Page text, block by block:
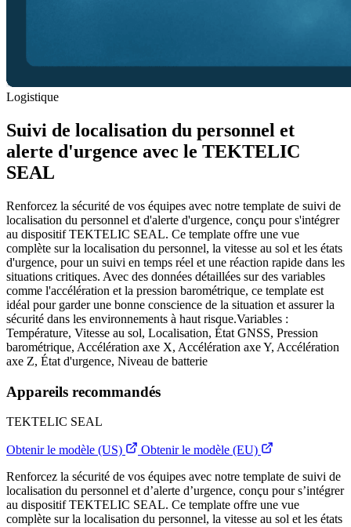
Logistique
Suivi de localisation du personnel et
alerte d'urgence avec le TEKTELIC
SEAL
Renforcez la sécurité de vos équipes avec notre template de suivi de
localisation du personnel et d'alerte d'urgence, conçu pour s'intégrer
au dispositif TEKTELIC SEAL. Ce template offre une vue
complète sur la localisation du personnel, la vitesse au sol et les états
d'urgence, pour un suivi en temps réel et une réaction rapide dans les
situations critiques. Avec des données détaillées sur des variables
comme l'accélération et la pression barométrique, ce template est
idéal pour garder une bonne conscience de la situation et assurer la
sécurité dans les environnements à haut risque.Variables :
Température, Vitesse au sol, Localisation, État GNSS, Pression
barométrique, Accélération axe X, Accélération axe Y, Accélération
axe Z, État d'urgence, Niveau de batterie
Appareils recommandés
TEKTELIC SEAL
Obtenir le modèle (US)
Obtenir le modèle (EU)
Renforcez la sécurité de vos équipes avec notre template de suivi de
localisation du personnel et d’alerte d’urgence, conçu pour s’intégrer
au dispositif TEKTELIC SEAL. Ce template offre une vue
complète sur la localisation du personnel, la vitesse au sol et les états